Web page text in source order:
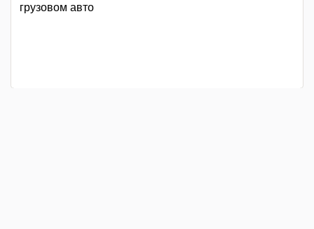
грузовом авто